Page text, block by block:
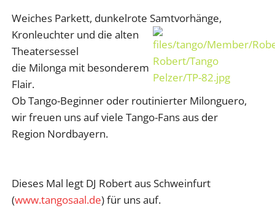
Weiches Parkett, dunkelrote Samtvorhänge,
Kronleuchter und die alten
Theatersessel
die Milonga mit besonderem
Flair.
Ob Tango-Beginner oder routinierter Milonguero,
wir freuen uns auf viele Tango-Fans aus der
Region Nordbayern.
Dieses Mal legt DJ Robert aus Schweinfurt
(www.tangosaal.de) für uns auf.